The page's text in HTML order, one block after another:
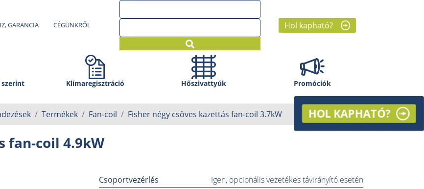
GARANCIA CÉGÜNKRŐL Hol kapható?
Klíma­regisztráció Hőszivattyúk Promóciók
Termékek Fan-coil Fisher négy csöves kazettás fan-coil 3.7kW
fan-coil 4.9kW
Csoportvezérlés
Igen, opcionális vezetékes távirányító esetén
HOL KAPHATÓ?